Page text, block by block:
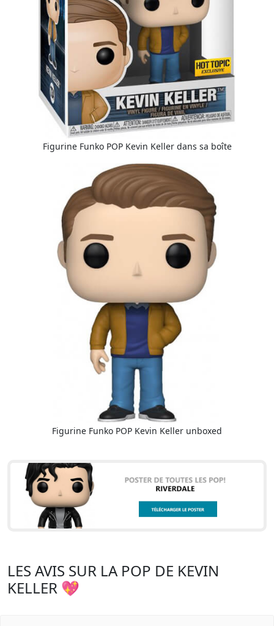
Figurine Funko POP Kevin Keller dans sa boîte
Figurine Funko POP Kevin Keller unboxed
LES AVIS SUR LA POP DE KEVIN
KELLER 💖